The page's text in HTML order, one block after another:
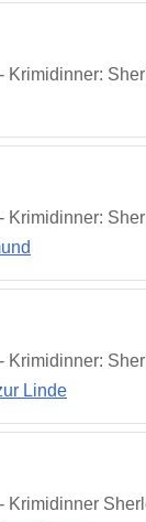
Krimidinner:
Krimidinner:
Krimidinner:
Linde
Krimidinner